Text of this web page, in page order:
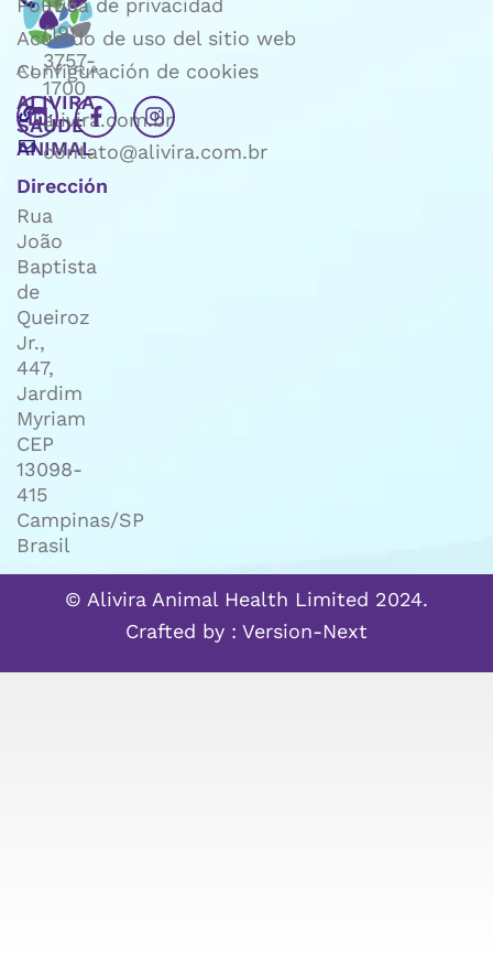
ALIVIRA
SAÚDE
ANIMAL
Dirección
Rua
João
Baptista
de
Queiroz
Jr.,
447,
Jardim
Myriam
CEP
13098-
415
Campinas/SP
Brasil
+55
(19)
3757-
1700
alivira.com.br
contato@alivira.com.br
Política de privacidad
Acuerdo de uso del sitio web
Configuración de cookies
© Alivira Animal Health Limited 2024.
Crafted by : Version-Next